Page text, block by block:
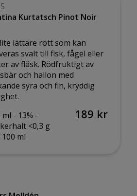
Kurtatsch Pinot Noir
lättare rött som kan
svalt till fisk, fågel eller
av fläsk. Rödfruktigt av
och hallon med
syra och fin, kryddig
ml - 13% -
<0,3 g
ml
189 kr